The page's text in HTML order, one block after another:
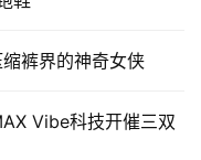
裤界的神奇女侠
Vibe科技开催三双